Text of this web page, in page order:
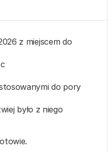
z miejscem do
do pory
było z niego